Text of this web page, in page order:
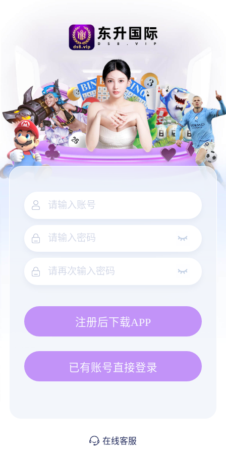
注册后下载APP
已有账号直接登录
在线客服